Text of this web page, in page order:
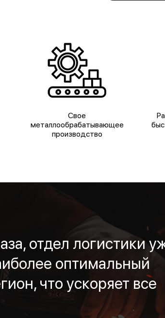
Свое
металлообрабатывающее
производство
отдел логистики
оптимальный
что ускоряет все